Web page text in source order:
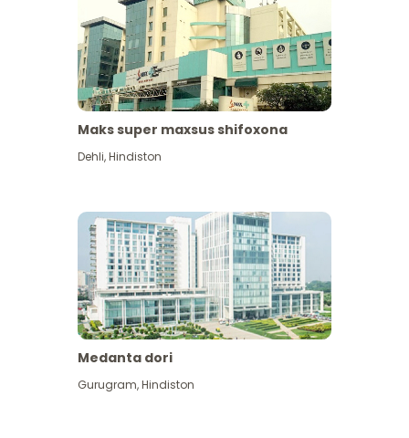
Maks super maxsus shifoxona
Dehli,Hindiston
Medanta dori
Gurugram,Hindiston